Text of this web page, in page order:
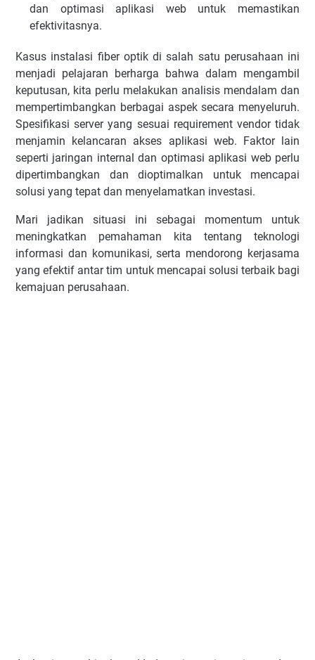
dan optimasi aplikasi web untuk memastikan
efektivitasnya.
Kasus instalasi fiber optik di salah satu perusahaan ini
menjadi pelajaran berharga bahwa dalam mengambil
keputusan, kita perlu melakukan analisis mendalam dan
mempertimbangkan berbagai aspek secara menyeluruh.
Spesifikasi server yang sesuai requirement vendor tidak
menjamin kelancaran akses aplikasi web. Faktor lain
seperti jaringan internal dan optimasi aplikasi web perlu
dipertimbangkan dan dioptimalkan untuk mencapai
solusi yang tepat dan menyelamatkan investasi.
Mari jadikan situasi ini sebagai momentum untuk
meningkatkan pemahaman kita tentang teknologi
informasi dan komunikasi, serta mendorong kerjasama
yang efektif antar tim untuk mencapai solusi terbaik bagi
kemajuan perusahaan.